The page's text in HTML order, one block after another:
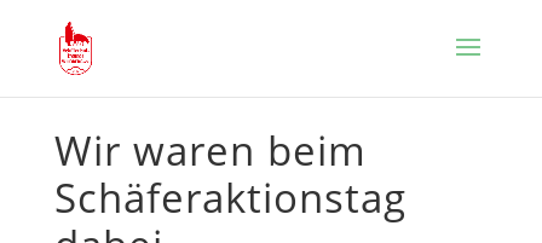
Wir waren beim
Schäferaktionstag